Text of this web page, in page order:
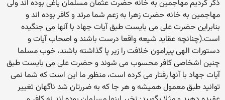
ذکر کردیم مهاجمین به خانه حضرت عثمان مسلمان یاغی بوده اند ولی
مهاجمین به خانه حضرت زهرا به زعم شما مرتد و کافر بوده اند و
بنابراین حضرت علی می بایست طبق آیات جهاد با آنها می جنگیده
است.(چنانچه عقاید شیعه واقعا درست باشند و اصحاب آیات و
دستورات الهی پیرامون خلافت را زیر پا گذاشته باشند، خوب مسلما
چنین اشخاصی کافر محسوب می شوند و حضرت علی می بایست طبق
آیات جهاد با آنها رفتار می کرده است، منظور ما این است که شما نمی
توانید طبق معمول همیشه و هر جا که به ضررتان شد ناگهان تغییر